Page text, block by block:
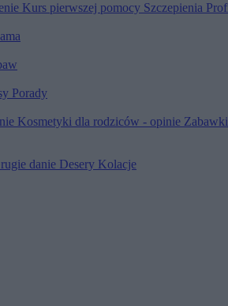
Kurs pierwszej pomocy Szczepienia
Porady
Kosmetyki dla rodziców - opinie
danie Desery Kolacje